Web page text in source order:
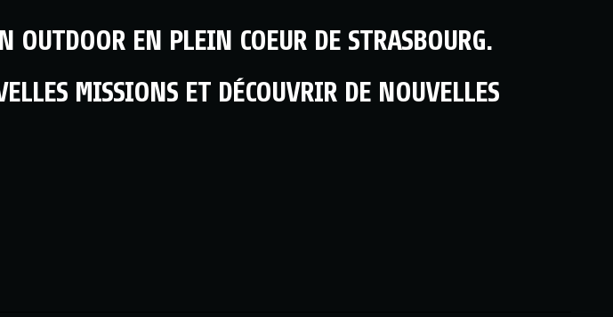
EN PLEIN COEUR DE STRASBOURG.
MISSIONS ET DÉCOUVRIR DE NOUVELLES